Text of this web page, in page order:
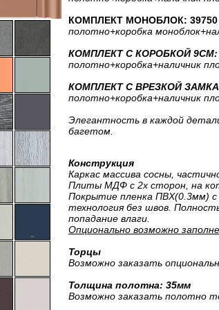
КОМПЛЕКТ МОНОБЛОК: 39750
полотно+коробка моноблок
КОМПЛЕКТ С КОРОБКОЙ 9СМ:
полотно+коробка+наличник
КОМПЛЕКТ С ВРЕЗКОЙ
полотно+коробка+наличник
Элегантность в каждой
багетом.
Конструкция
Каркас массива сосны,
Плиты МДФ с 2х сторон, на
Покрытие пленка ПВХ(0.3мм) с
технология без швов.
попадание влаги.
Опционально возможно
Торцы
Возможно заказать
Толщина полотна: 35мм
Возможно заказать полотно